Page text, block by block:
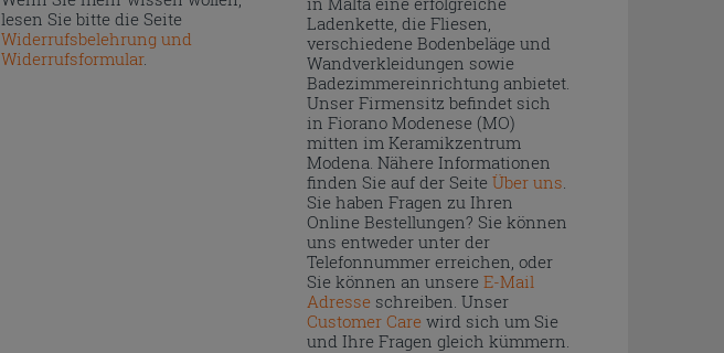
lesen Sie bitte die Seite
Widerrufsbelehrung und
Widerrufsformular.
Ladenkette, die Fliesen,
verschiedene Bodenbeläge und
Wandverkleidungen sowie
Badezimmereinrichtung anbietet.
Unser Firmensitz befindet sich
in Fiorano Modenese (MO)
mitten im Keramikzentrum
Modena. Nähere Informationen
finden Sie auf der Seite Über uns
Sie haben Fragen zu Ihren
Online Bestellungen? Sie können
uns entweder unter der
Telefonnummer erreichen, oder
Sie können an unsere E-Mail
Adresseschreiben. Unser
Customer Carewird sich um Sie
und Ihre Fragen gleich kümmern.